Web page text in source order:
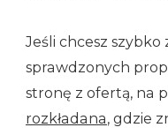
Jeśli chcesz szybko
sprawdzonych
stronę z ofertą, na
rozkładana, gdzie